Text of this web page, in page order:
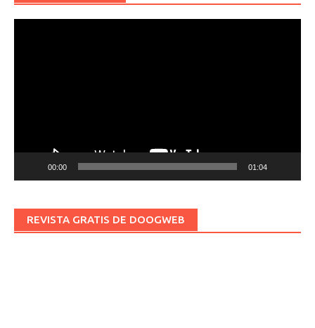
00:00 01:04
REVISTA GRATIS DE DOOGWEB